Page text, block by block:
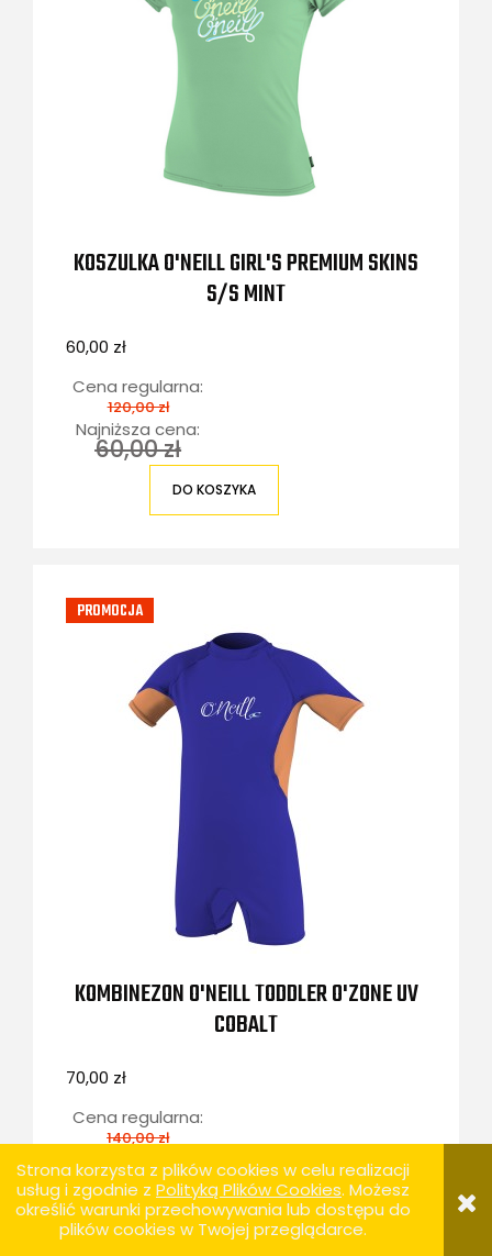
Strona korzysta z plików cookies w celu realizacji
usług i zgodnie z Polityką Plików Cookies. Możesz
określić warunki przechowywania lub dostępu do
plików cookies w Twojej przeglądarce.
KOSZULKA O'NEILL GIRL'S PREMIUM SKINS
S/S MINT
60,00 zł
Cena regularna:
120,00 zł
Najniższa cena:
60,00 zł
DO KOSZYKA
KOMBINEZON O'NEILL TODDLER O'ZONE UV
COBALT
70,00 zł
Cena regularna:
140,00 zł
Najniższa cena:
140,00 zł
DO KOSZYKA
PROMOCJA